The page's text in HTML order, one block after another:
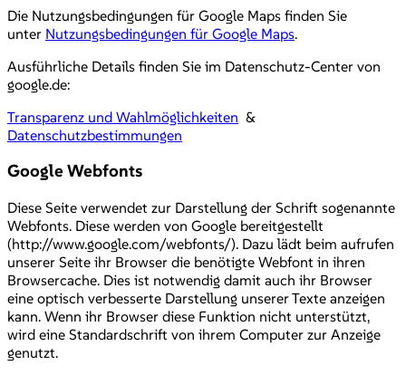
Die Nutzungsbedingungen für Google Maps finden Sie
unter Nutzungsbedingungen für Google Maps.
Ausführliche Details finden Sie im Datenschutz-Center von
google.de:
Transparenz und Wahlmöglichkeiten &
Datenschutzbestimmungen
Google Webfonts
Diese Seite verwendet zur Darstellung der Schrift sogenannte
Webfonts. Diese werden von Google bereitgestellt
(http://www.google.com/webfonts/). Dazu lädt beim aufrufen
unserer Seite ihr Browser die benötigte Webfont in ihren
Browsercache. Dies ist notwendig damit auch ihr Browser
eine optisch verbesserte Darstellung unserer Texte anzeigen
kann. Wenn ihr Browser diese Funktion nicht unterstützt,
wird eine Standardschrift von ihrem Computer zur Anzeige
genutzt.